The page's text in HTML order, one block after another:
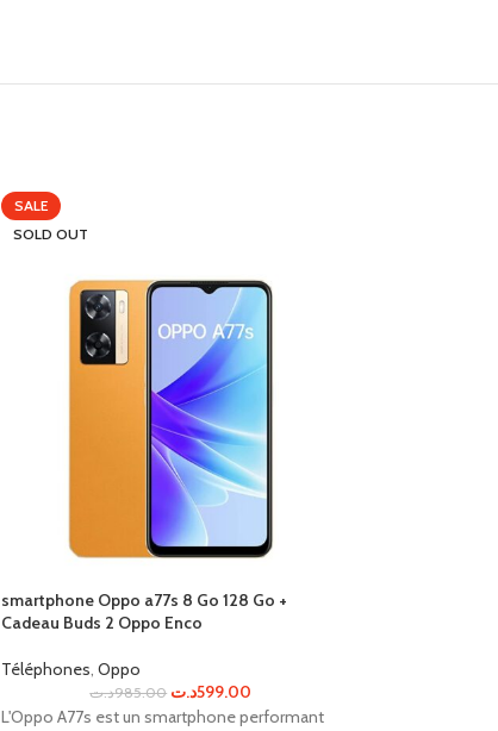
SALE
SOLD OUT
smartphone Oppo a77s 8 Go 128 Go +
Cadeau Buds 2 Oppo Enco
Téléphones Oppo
985.00د.ت 599.00د.ت
L'Oppo A77s est un smartphone performant